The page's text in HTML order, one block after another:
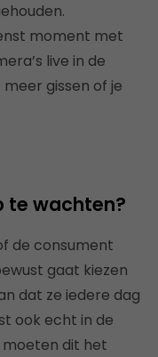
moment met
live in de
gissen of je
te wachten?
de consument
gaat kiezen
dat ze iedere dag
ook echt in de
dit het